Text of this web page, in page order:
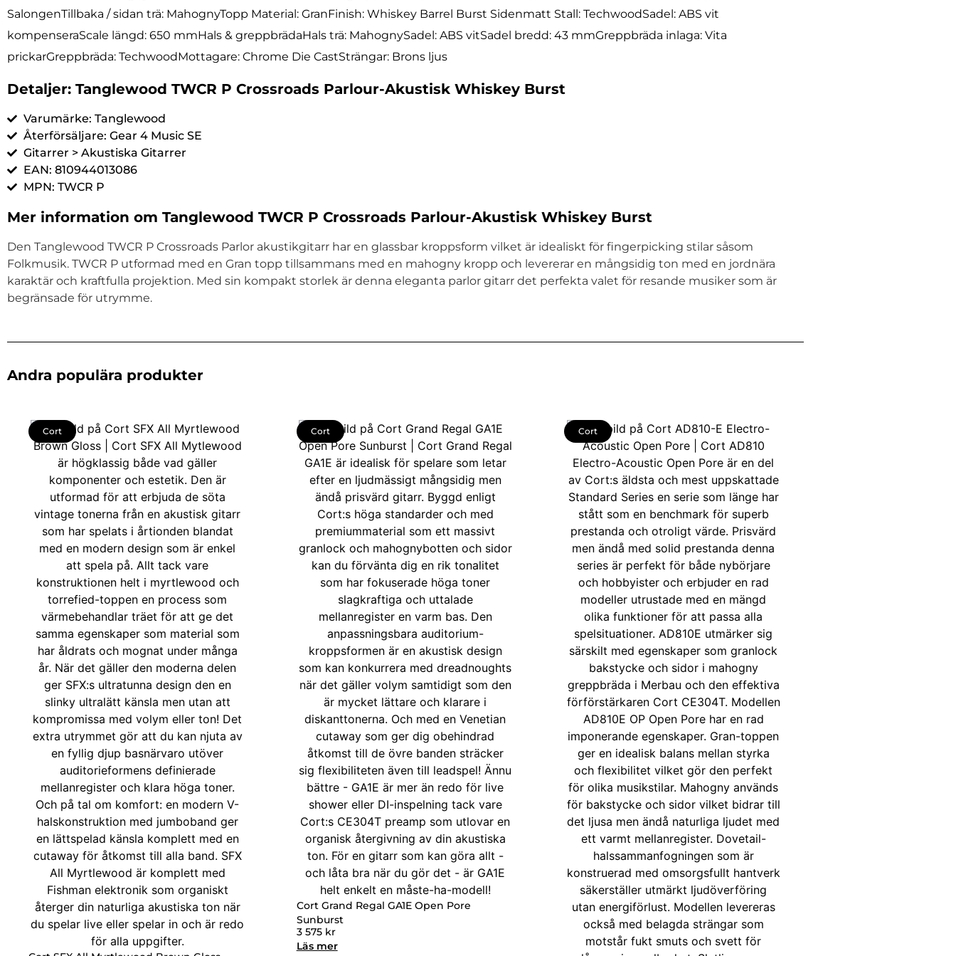
SalongenTillbaka / sidan trä: MahognyTopp Material: GranFinish: Whiskey Barrel Burst Sidenmatt Stall: TechwoodSadel: ABS vit
kompenseraScale längd: 650 mmHals & greppbrädaHals trä: MahognySadel: ABS vitSadel bredd: 43 mmGreppbräda inlaga: Vita
prickarGreppbräda: TechwoodMottagare: Chrome Die CastSträngar: Brons ljus
Detaljer: Tanglewood TWCR P Crossroads Parlour-Akustisk Whiskey Burst
Varumärke: Tanglewood
Återförsäljare: Gear 4 Music SE
Gitarrer > Akustiska Gitarrer
EAN: 810944013086
MPN: TWCR P
Mer information om Tanglewood TWCR P Crossroads Parlour-Akustisk Whiskey Burst
Den Tanglewood TWCR P Crossroads Parlor akustikgitarr har en glassbar kroppsform vilket är idealiskt för fingerpicking stilar såsom
Folkmusik. TWCR P utformad med en Gran topp tillsammans med en mahogny kropp och levererar en mångsidig ton med en jordnära
karaktär och kraftfulla projektion. Med sin kompakt storlek är denna eleganta parlor gitarr det perfekta valet för resande musiker som är
begränsade för utrymme.
Andra populära produkter
Cort Cort
Cort Grand Regal GA1E Open Pore
Sunburst
3 575 kr
Läs mer
Cort